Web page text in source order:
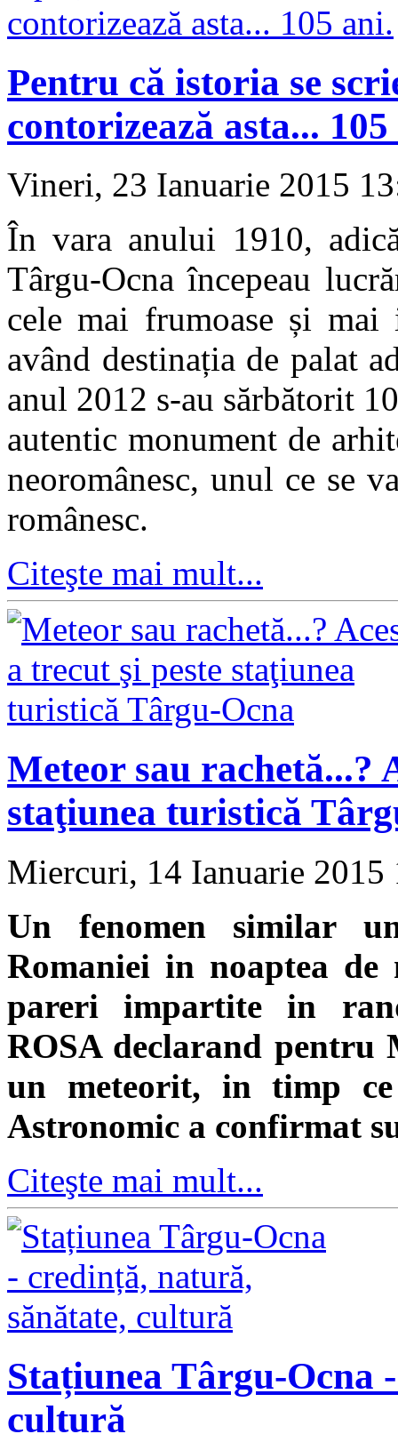
Pentru că istoria se
contorizează asta...
Vineri, 23 Ianuarie 2015
În vara anului 1910,
Târgu-Ocna începeau
cele mai frumoase și
având destinația de palat
anul 2012 s-au sărbătorit
autentic monument de
neoromânesc, unul ce se
românesc.
Citeşte mai mult...
Meteor sau rachetă...?
staţiunea turistică
Miercuri, 14 Ianuarie
Un fenomen similar
Romaniei in noaptea
pareri impartite in
ROSA declarand pentru
un meteorit, in timp
Astronomic a confirmat
Citeşte mai mult...
Stațiunea Târgu-Ocna
cultură